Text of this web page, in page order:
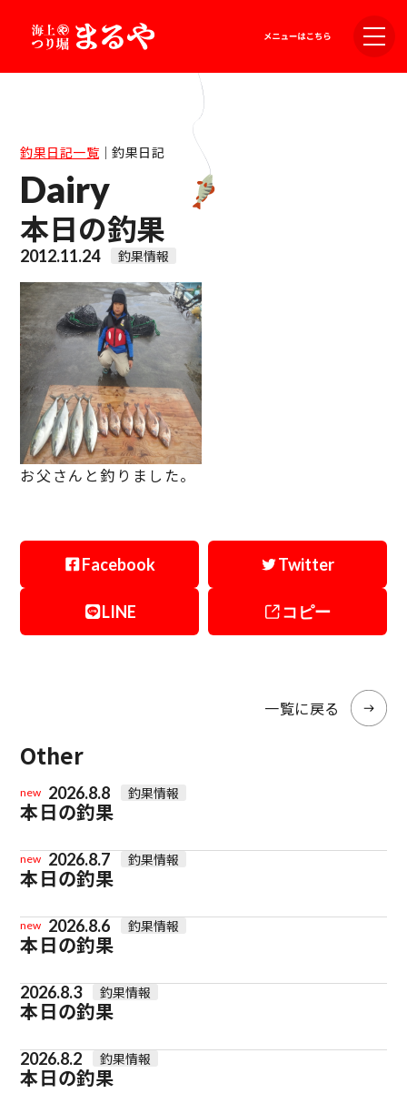
釣果日記一覧｜釣果日記
Dairy
本日の釣果
2012.11.24 釣果情報
お父さんと釣りました。
Facebook Twitter
LINE コピー
一覧に戻る
Other
new 2026.8.8 釣果情報
本日の釣果
new 2026.8.7 釣果情報
本日の釣果
new 2026.8.6 釣果情報
本日の釣果
2026.8.3 釣果情報
本日の釣果
2026.8.2 釣果情報
本日の釣果